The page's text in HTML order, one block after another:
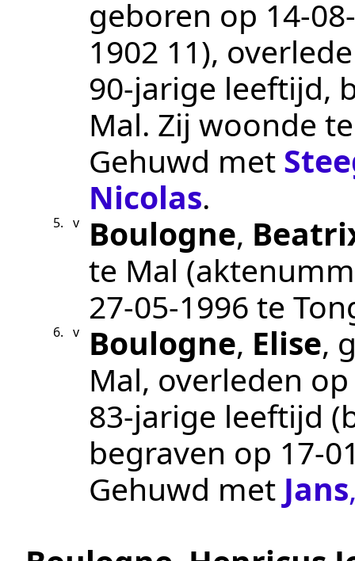
geboren op
1902 11),
90-jarige leeftijd,
Mal. Zij woonde
Gehuwd met
Nicolas.
5. v Boulogne,
te Mal
27‑05‑1996 te
6. v Boulogne, Elise,
Mal, overleden
83-jarige leeftijd
begraven op
Gehuwd met Jans